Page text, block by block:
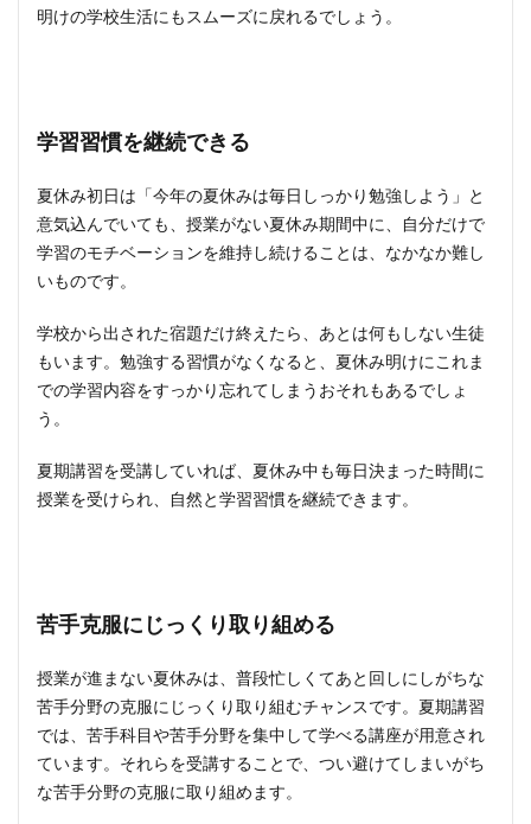
明けの学校生活にもスムーズに戻れるでしょう。
学習習慣を継続できる
夏休み初日は「今年の夏休みは毎日しっかり勉強しよう」と
意気込んでいても、授業がない夏休み期間中に、自分だけで
学習のモチベーションを維持し続けることは、なかなか難し
いものです。
学校から出された宿題だけ終えたら、あとは何もしない生徒
もいます。勉強する習慣がなくなると、夏休み明けにこれま
での学習内容をすっかり忘れてしまうおそれもあるでしょ
う。
夏期講習を受講していれば、夏休み中も毎日決まった時間に
授業を受けられ、自然と学習習慣を継続できます。
苦手克服にじっくり取り組める
授業が進まない夏休みは、普段忙しくてあと回しにしがちな
苦手分野の克服にじっくり取り組むチャンスです。夏期講習
では、苦手科目や苦手分野を集中して学べる講座が用意され
ています。それらを受講することで、つい避けてしまいがち
な苦手分野の克服に取り組めます。